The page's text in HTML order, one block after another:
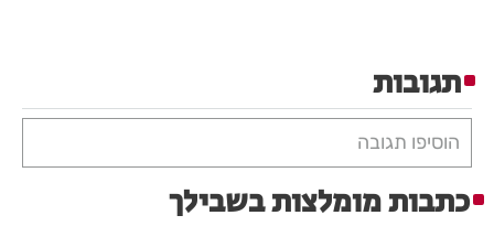
תגובות
הוסיפו תגובה
כתבות מומלצות בשבילך